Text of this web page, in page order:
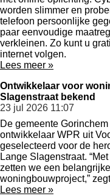
worden slimmer en
telefoon persoonlijke
paar eenvoudige
verkleinen. Zo kunt u
internet volgen.
Lees meer »
Ontwikkelaar voor
Slagenstraat bekend
23 jul 2026 11:07
De gemeente
ontwikkelaar WPR uit
geselecteerd voor de
Lange Slagenstraat.
zetten we een
woningbouwproject,”
Lees meer »